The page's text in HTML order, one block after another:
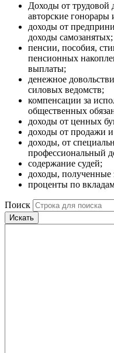
Доходы от трудовой
авторские гонорары
доходы от
доходы самозанятых;
пенсии, пособия,
пенсионных
выплаты;
денежное
силовых ведомств;
компенсации за
общественных
доходы от ценных
доходы от продажи
доходы, от
профессиональный
содержание судей;
доходы, полученные
проценты по
Поиск
Искать